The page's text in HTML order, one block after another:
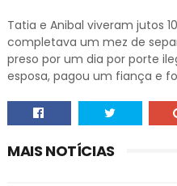
Tatia e Anibal viveram jutos
completava um mez de
preso por um dia por porte
esposa, pagou um fiança e
MAIS NOTÍCIAS